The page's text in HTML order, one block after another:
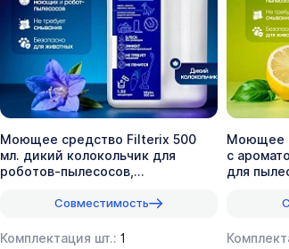
Моющее средство Filterix 500
мл. дикий колокольчик для
роботов-пылесосов,
Совместимость
Комплектация шт.: 1
Моющее
с
для